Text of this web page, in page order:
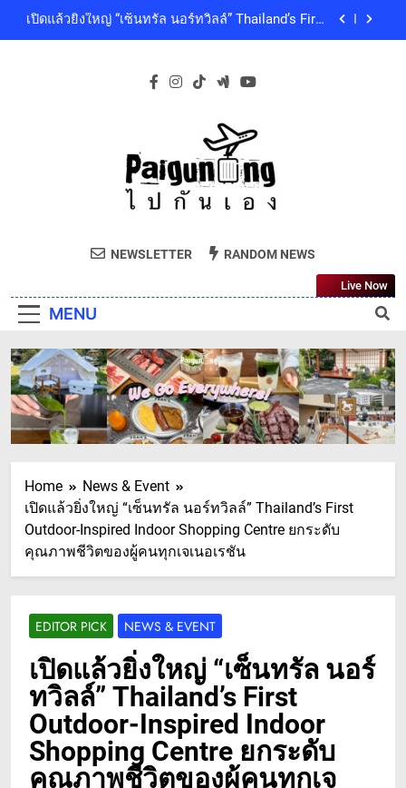
เซ็นทรัลพัฒนา พร้อมด้วยบริษัทในกลุ่มเซ็นทรัล ร่วม
ธิดา เป็นล้นพ้น
โลก ด้วยเทคโนโลยีย่อยสลายทางชีวภาพ “EcoRevo”
เพื่อผู้บริโภคและสิ่งแวดล้อมที่ยั่งยืน
ดนตรีท่ามกลางธรรมชาติบรรยากาศดีที่สุดและสบาย
ที่สุด ปักหมุด 19 ธันวาคมนี้ ที่ทองสมบูรณ์คลับ เขา
เปิดแล้วยิ่งใหญ่ “เซ็นทรัล นอร์ทวิลล์” Thailand’s First
Outdoor-Inspired Indoor Shopping Centre ยกระดับ
คุณภาพชีวิตของผู้คนทุกเจเนอเรชัน
เซ็นทรัลพัฒนา พร้อมด้วยบริษัทในกลุ่มเซ็นทรัล ร่วม
ถวายความอาลัย และน้อมสำนึกในพระกรุณาธิคุณ
ของสมเด็จพระเจ้าลูกเธอ เจ้าฟ้าพัชรกิติยาภา นเรนทิ
เพื่อผู้บริโภคและสิ่งแวดล้อมที่ยั่งยืน
Paiguneng.com
NEWSLETTER RANDOM NEWS
MENU
Live Now
Home
News & Event
เปิดแล้วยิ่งใหญ่ “เซ็นทรัล นอร์ทวิลล์” Thailand’s First
Outdoor-Inspired Indoor Shopping Centre ยกระดับ
คุณภาพชีวิตของผู้คนทุกเจเนอเรชัน
EDITOR PICK NEWS & EVENT
เปิดแล้วยิ่งใหญ่ “เซ็นทรัล นอร์
ทวิลล์” Thailand’s First
Outdoor-Inspired Indoor
Shopping Centre ยกระดับ
คุณภาพชีวิตของผู้คนทุกเจ